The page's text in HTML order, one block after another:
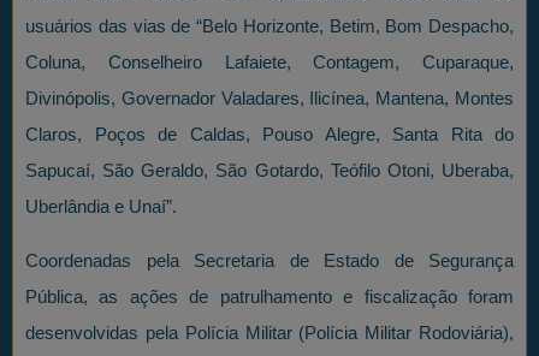
usuários das vias de “Belo Horizonte, Betim, Bom Despacho,
Coluna, Conselheiro Lafaiete, Contagem, Cuparaque,
Divinópolis, Governador Valadares, Ilicínea, Mantena, Montes
Claros, Poços de Caldas, Pouso Alegre, Santa Rita do
Sapucaí, São Geraldo, São Gotardo, Teófilo Otoni, Uberaba,
Uberlândia e Unaí”.
Coordenadas pela Secretaria de Estado de Segurança
Pública, as ações de patrulhamento e fiscalização foram
desenvolvidas pela Polícia Militar (Polícia Militar Rodoviária),